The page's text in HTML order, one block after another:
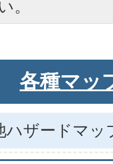
。
各種マッ
ハザードマッ